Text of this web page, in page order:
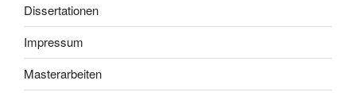
Dissertationen
Impressum
Masterarbeiten